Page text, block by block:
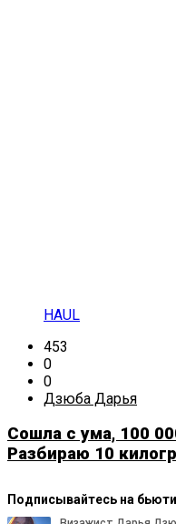
HAUL
453
0
0
Дзюба Дарья
Сошла с ума, 100
Разбираю 10
Подписывайтесь на